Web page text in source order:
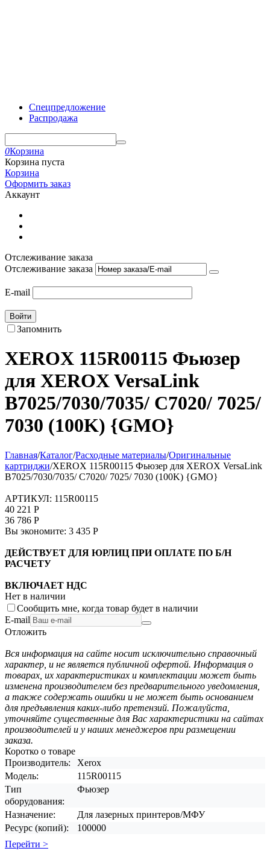
Спецпредложение
Распродажа
0Корзина
Корзина пуста
Корзина
Оформить заказ
Аккаунт
Отслеживание заказа
Отслеживание заказа
E-mail
Войти
Запомнить
XEROX 115R00115 Фьюзер
для XEROX VersaLink
B7025/7030/7035/ C7020/ 7025/
7030 (100K) {GMO}
Главная/Каталог/Расходные материалы/Оригинальные
картриджи/XEROX 115R00115 Фьюзер для XEROX VersaLink
B7025/7030/7035/ C7020/ 7025/ 7030 (100K) {GMO}
АРТИКУЛ: 115R00115
40 221 Р
36 786 Р
Вы экономите: 3 435 Р
ДЕЙСТВУЕТ ДЛЯ ЮРЛИЦ ПРИ ОПЛАТЕ ПО Б/Н
РАСЧЕТУ
ВКЛЮЧАЕТ НДС
Нет в наличии
Сообщить мне, когда товар будет в наличии
E-mail
Отложить
Вся информация на сайте носит исключительно справочный
характер, и не является публичной офертой. Информация о
товарах, их характеристиках и комплектации может быть
изменена производителем без предварительного уведомления,
а также содержать ошибки и не может быть основанием
для предъявления каких-либо претензий. Пожалуйста,
уточняйте существенные для Вас характеристики на сайтах
производителей и у наших менеджеров при размещении
заказа.
Коротко о товаре
Производитель:
Xerox
Модель:
115R00115
Тип
оборудования:
Фьюзер
Назначение:
Для лазерных принтеров/МФУ
Ресурс (копий):
100000
Перейти >